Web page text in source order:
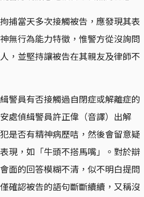
捕當天多次接觸被告，應發現其表
無行為能力特徵，惟警方從沒詢問
，並堅持讓被告在其親友及律師不
警員有否接觸過自閉症或解離症的
處偵緝警員許正偉（音譯）出解
是否有精神病歷咭，然後會留意疑
現，如「牛頭不搭馬嘴」。對於辯
面的回答模糊不清，似不明白提問
確認被告的語句斷斷續續，又稱沒